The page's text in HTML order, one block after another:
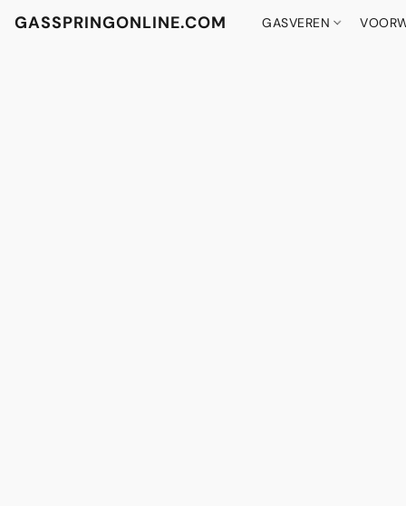
GASSPRINGONLINE.COM GASVEREN